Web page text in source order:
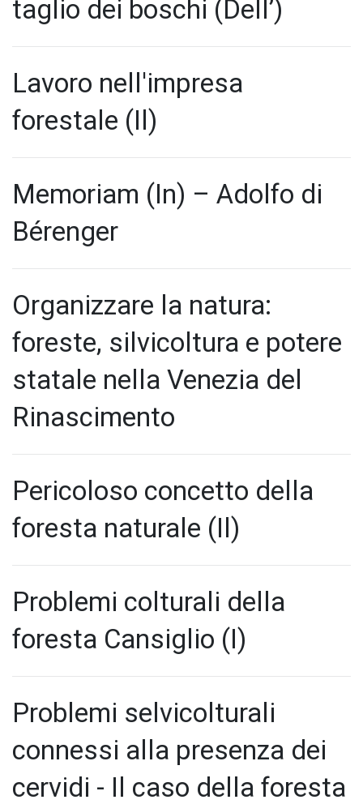
taglio dei boschi (Dell’)
Lavoro nell'impresa
forestale (Il)
Memoriam (In) – Adolfo di
Bérenger
Organizzare la natura:
foreste, silvicoltura e potere
statale nella Venezia del
Rinascimento
Pericoloso concetto della
foresta naturale (Il)
Problemi colturali della
foresta Cansiglio (I)
Problemi selvicolturali
connessi alla presenza dei
cervidi - Il caso della foresta